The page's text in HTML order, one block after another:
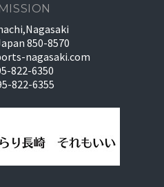
850-8570
nagasaki.com
822-6350
822-6355